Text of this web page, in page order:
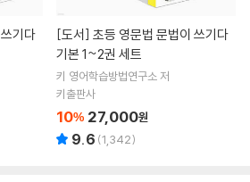
[도서]
기본 1~2권 세트
키 영어학습방법연구소 저
키출판사
10% 27,000원
9.6 (1,342)